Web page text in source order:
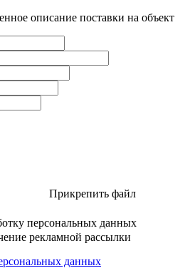
описание поставки на объект
Прикрепить файл
персональных данных
рекламной рассылки
данных